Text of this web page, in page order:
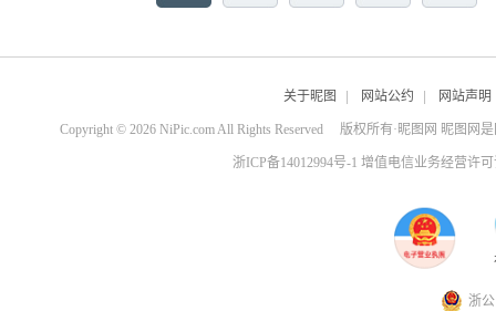
关于昵图 | 网站公约 | 网站声明
Copyright © 2026 NiPic.com All Rights Reserved 版权所有·昵图网 昵图网
浙ICP备14012994号-1 增值电信业务经营许
浙公